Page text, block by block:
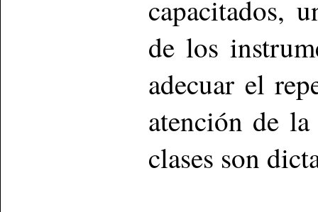
capacitados,
de los
adecuar el
atención de
clases son